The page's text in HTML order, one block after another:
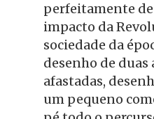
perfeitamente
impacto da
sociedade da
desenho de
afastadas,
um pequeno